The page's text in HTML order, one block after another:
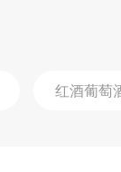
红酒葡萄